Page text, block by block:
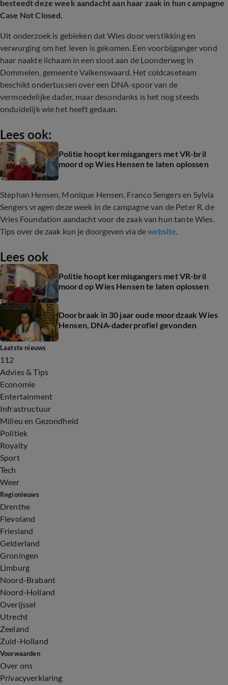
besteedt deze week aandacht aan haar zaak in hun campagne
Case Not Closed.
Uit onderzoek is gebleken dat Wies door verstikking en
verwurging om het leven is gekomen. Een voorbijganger vond
haar naakte lichaam in een sloot aan de Loonderweg in
Dommelen, gemeente Valkenswaard. Het coldcaseteam
beschikt ondertussen over een DNA-spoor van de
vermoedelijke dader, maar desondanks is het nog steeds
onduidelijk wie het heeft gedaan.
Lees ook:
Politie hoopt kermisgangers met VR-bril
moord op Wies Hensen te laten oplossen
Stephan Hensen, Monique Hensen, Franco Sengers en Sylvia
Sengers vragen deze week in de campagne van de Peter R. de
Vries Foundation aandacht voor de zaak van hun tante Wies.
Tips over de zaak kun je doorgeven via dewebsite.
Lees ook
Politie hoopt kermisgangers met VR-bril
moord op Wies Hensen te laten oplossen
Doorbraak in 30 jaar oude moordzaak Wies
Hensen, DNA-daderprofiel gevonden
Laatste nieuws
112
Advies & Tips
Economie
Entertainment
Infrastructuur
Milieu en Gezondheid
Politiek
Royalty
Sport
Tech
Weer
Regionieuws
Drenthe
Flevoland
Friesland
Gelderland
Groningen
Limburg
Noord-Brabant
Noord-Holland
Overijssel
Utrecht
Zeeland
Zuid-Holland
Voorwaarden
Over ons
Privacyverklaring